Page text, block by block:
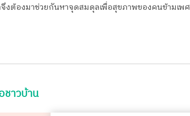
งต้องมาช่วยกันหาจุดสมดุลเพื่อสุขภาพของคนข้ามเพศ
ชาวบ้าน